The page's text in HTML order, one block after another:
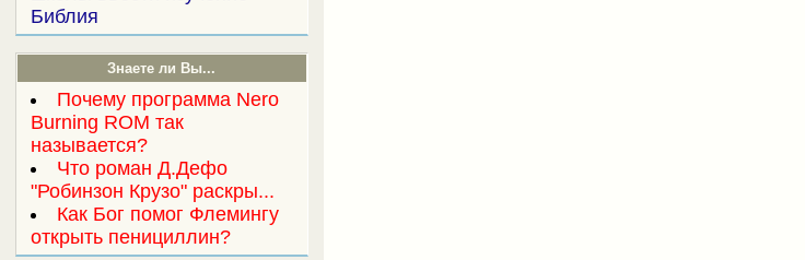
Библия
Знаете ли Вы...
Почему программа Nero
Burning ROM так
называется?
Что роман Д.Дефо
"Робинзон Крузо" раскры...
Как Бог помог Флемингу
открыть пенициллин?